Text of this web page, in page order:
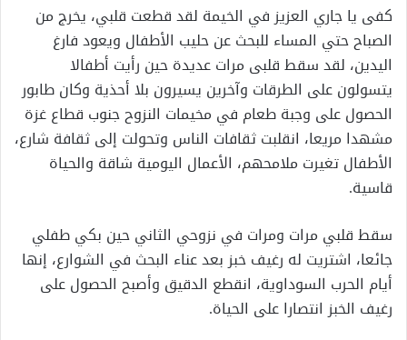
کفی یا جاري العزيز في الخيمة لقد قطعت قلبي، يخرج من
الصباح حتي المساء للبحث عن حليب الأطفال ويعود فارغ
اليدين، لقد سقط قلبی مرات عديدة حين رأيت أطفالا
يتسولون على الطرقات وآخرين يسيرون بلا أحذية وكان طابور
الحصول على وجبة طعام في مخيمات النزوح جنوب قطاع غزة
مشهدا مریعا، انقلبت ثقافات الناس وتحولت إلى ثقافة شارع،
الأطفال تغيرت ملامحهم، الأعمال اليومية شاقة والحياة
قاسية.
سقط قلبي مرات ومرات في نزوحي الثاني حين بكي طفلي
جائعا، اشتريت له رغيف خبز بعد عناء البحث في الشوارع، إنها
أيام الحرب السوداوية، انقطع الدقيق وأصبح الحصول على
رغيف الخبز انتصارا على الحياة.